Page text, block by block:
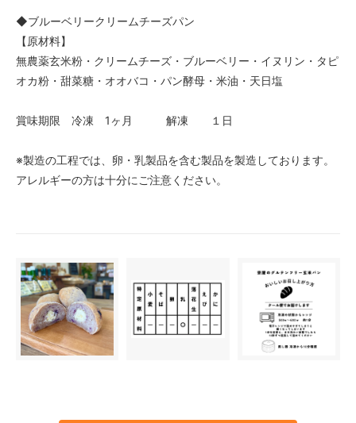
◆ブルーベリークリームチーズパン
【原材料】
無農薬玄米粉・クリームチーズ・ブルーベリー・イヌリン・タピ
オカ粉・甜菜糖・オオバコ・パン酵母・米油・天日塩
賞味期限 冷凍 1ヶ月 解凍 １日
※製造の工程では、卵・乳製品を含む製品を製造しております。
アレルギーの方は十分にご注意ください。